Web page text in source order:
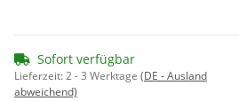
Sofort verfügbar
Lieferzeit:2 - 3 Werktage (DE - Ausland
abweichend)